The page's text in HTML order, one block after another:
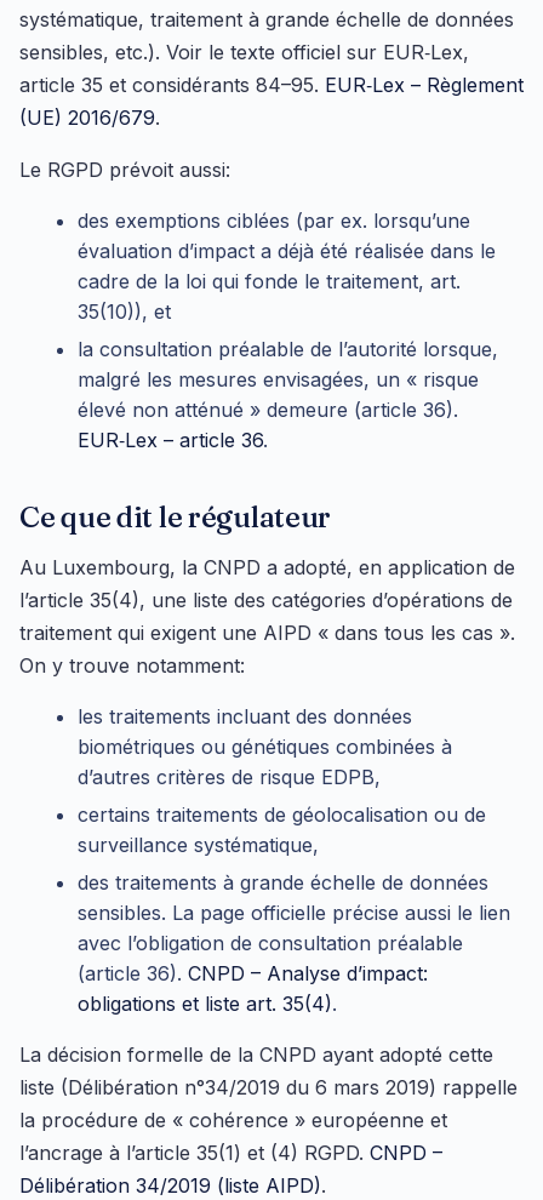
systématique, traitement à grande échelle de données
sensibles, etc.). Voir le texte officiel sur EUR‑Lex,
article 35 et considérants 84–95. EUR‑Lex – Règlement
(UE) 2016/679.
Le RGPD prévoit aussi:
des exemptions ciblées (par ex. lorsqu’une
évaluation d’impact a déjà été réalisée dans le
cadre de la loi qui fonde le traitement, art.
35(10)), et
la consultation préalable de l’autorité lorsque,
malgré les mesures envisagées, un « risque
élevé non atténué » demeure (article 36).
EUR‑Lex – article 36.
Ce que dit le régulateur
Au Luxembourg, la CNPD a adopté, en application de
l’article 35(4), une liste des catégories d’opérations de
traitement qui exigent une AIPD « dans tous les cas ».
On y trouve notamment:
les traitements incluant des données
biométriques ou génétiques combinées à
d’autres critères de risque EDPB,
certains traitements de géolocalisation ou de
surveillance systématique,
des traitements à grande échelle de données
sensibles. La page officielle précise aussi le lien
avec l’obligation de consultation préalable
(article 36). CNPD – Analyse d’impact:
obligations et liste art. 35(4).
La décision formelle de la CNPD ayant adopté cette
liste (Délibération n°34/2019 du 6 mars 2019) rappelle
la procédure de « cohérence » européenne et
l’ancrage à l’article 35(1) et (4) RGPD. CNPD –
Délibération 34/2019 (liste AIPD).